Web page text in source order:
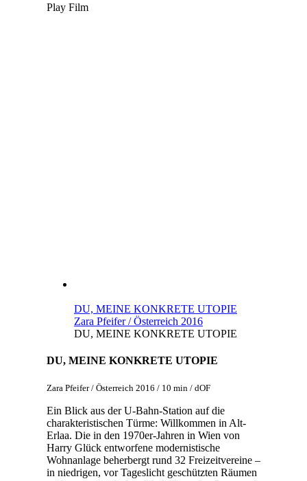
Play Film
DU, MEINE KONKRETE UTOPIE
Zara Pfeifer / Österreich 2016
DU, MEINE KONKRETE UTOPIE
DU, MEINE KONKRETE UTOPIE
Zara Pfeifer / Österreich 2016 / 10 min / dOF
Ein Blick aus der U-Bahn-Station auf die
charakteristischen Türme: Willkommen in Alt-
Erlaa. Die in den 1970er-Jahren in Wien von
Harry Glück entworfene modernistische
Wohnanlage beherbergt rund 32 Freizeitvereine –
in niedrigen, vor Tageslicht geschützten Räumen